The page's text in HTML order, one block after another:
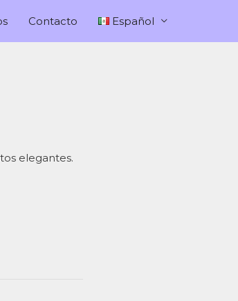
Contacto Español
elegantes.